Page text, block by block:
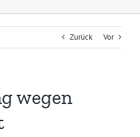
Zurück Vor
wegen